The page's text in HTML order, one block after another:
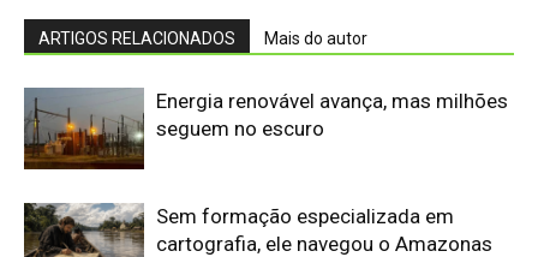
ARTIGOS RELACIONADOS Mais do autor
Energia renovável avança, mas milhões
seguem no escuro
Sem formação especializada em
cartografia, ele navegou o Amazonas